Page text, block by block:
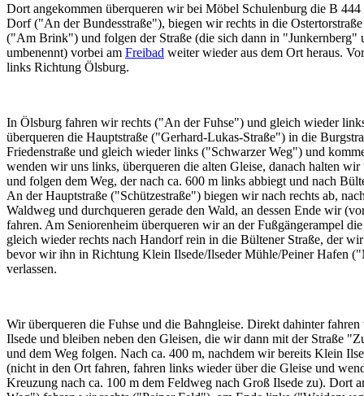
Dort angekommen überqueren wir bei Möbel Schulenburg die B 444
Dorf ("An der Bundesstraße"), biegen wir rechts in die
("Am Brink") und folgen der Straße (die sich dann in
umbenennt) vorbei am Freibad weiter wieder aus dem Ort heraus.
links Richtung Ölsburg.
In Ölsburg fahren wir rechts ("An der Fuhse") und gleich wieder
überqueren die Hauptstraße ("Gerhard-Lukas-Straße") in die
Friedenstraße und gleich wieder links ("Schwarzer Weg") und
wenden wir uns links, überqueren die alten Gleise, danach halten
und folgen dem Weg, der nach ca. 600 m links abbiegt und nach
An der Hauptstraße ("Schützestraße") biegen wir nach rechts ab,
Waldweg und durchqueren gerade den Wald, an dessen Ende wir
fahren. Am Seniorenheim überqueren wir an der Fußgängerampel
gleich wieder rechts nach Handorf rein in die Bültener Straße, der
bevor wir ihn in Richtung Klein Ilsede/Ilseder Mühle/Peiner Hafen
verlassen.
Wir überqueren die Fuhse und die Bahngleise. Direkt dahinter
Ilsede und bleiben neben den Gleisen, die wir dann mit der Straße
und dem Weg folgen. Nach ca. 400 m, nachdem wir bereits Klein
(nicht in den Ort fahren, fahren links wieder über die Gleise und
Kreuzung nach ca. 100 m dem Feldweg nach Groß Ilsede zu). Dort